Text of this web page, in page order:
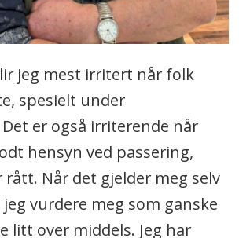
jeg mest irritert når folk
spesielt under
er også irriterende når
hensyn ved passering,
Når det gjelder meg selv
vurdere meg som ganske
litt over middels. Jeg har